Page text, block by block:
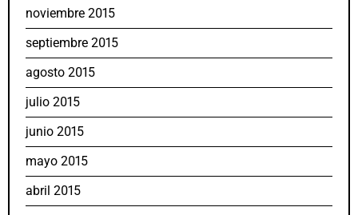
noviembre 2015
septiembre 2015
agosto 2015
julio 2015
junio 2015
mayo 2015
abril 2015